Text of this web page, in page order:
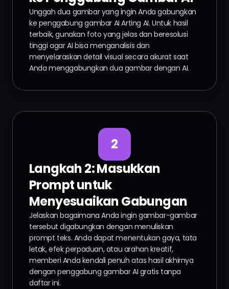
Unggah dua gambar yang ingin Anda gabungkan
ke penggabung gambar AI Arting AI. Untuk hasil
terbaik, gunakan foto yang jelas dan beresolusi
tinggi agar AI bisa menganalisis dan
menyelaraskan detail visual secara akurat saat
Anda menggabungkan dua gambar dengan AI.
2
Langkah 2: Masukkan
Prompt untuk
Menyesuaikan Gabungan
Jelaskan bagaimana Anda ingin gambar-gambar
tersebut digabungkan dengan menuliskan
prompt teks. Anda dapat menentukan gaya, tata
letak, efek perpaduan, atau arahan kreatif,
memberi Anda kendali penuh atas hasil akhirnya
dengan penggabung gambar AI gratis tanpa
daftar ini.